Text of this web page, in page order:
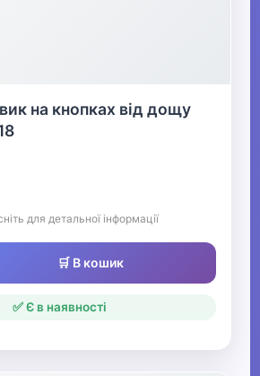
на кнопках від дощу
для детальної інформації
🛒 В кошик
✅ Є в наявності